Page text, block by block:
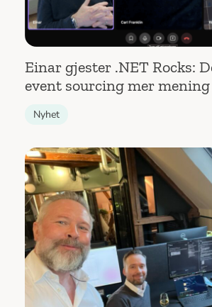
Einar gjester .NET Rocks:
event sourcing mer mening
Nyhet